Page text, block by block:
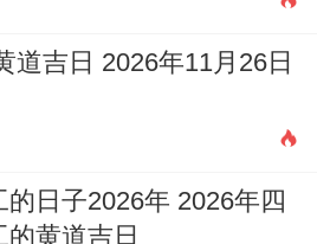
道吉日 2026年11月26日
的日子2026年 2026年四
黄道吉日